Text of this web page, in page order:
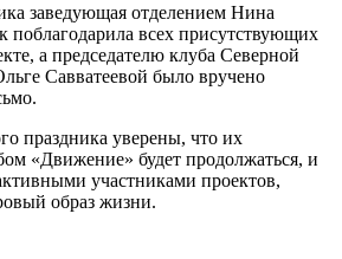
заведующая отделением Нина
всех присутствующих
а председателю клуба Северной
Савватеевой было вручено
праздника уверены, что их
«Движение» будет продолжаться, и
участниками проектов,
образ жизни.